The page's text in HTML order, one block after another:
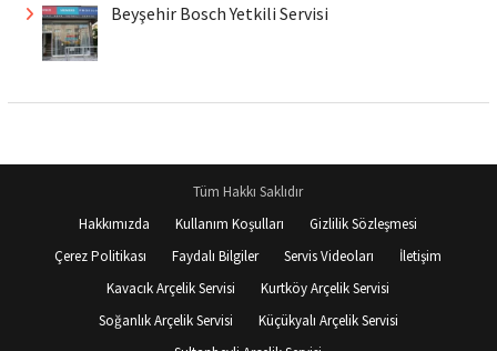
Beyşehir Bosch Yetkili Servisi
Tüm Hakkı Saklıdır
Hakkımızda
Kullanım Koşulları
Gizlilik Sözleşmesi
Çerez Politikası
Faydalı Bilgiler Servis Videoları
İletişim
Kavacık Arçelik Servisi
Kurtköy Arçelik Servisi
Soğanlık Arçelik Servisi
Küçükyalı Arçelik Servisi